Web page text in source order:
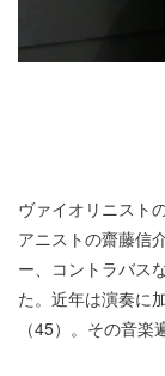
ヴァイオリニスト
アニストの齋藤信
ー、コントラバス
た。近年は演奏に
（45）。その音楽